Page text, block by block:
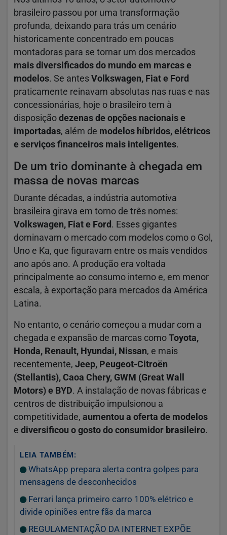
brasileiro passou por uma transformação
profunda, deixando para trás um cenário
historicamente concentrado em poucas
montadoras para se tornar um dos mercados
mais diversificados do mundo em marcas e
modelos. Se antes Volkswagen, Fiat e Ford
praticamente reinavam absolutas nas ruas e nas
concessionárias, hoje o brasileiro tem à
disposição dezenas de opções nacionais e
importadas, além de modelos híbridos, elétricos
e serviços financeiros mais inteligentes.
De um trio dominante à chegada em
massa de novas marcas
Durante décadas, a indústria automotiva
brasileira girava em torno de três nomes:
Volkswagen, Fiat e Ford . Esses gigantes
dominavam o mercado com modelos como o Gol,
Uno e Ka, que figuravam entre os mais vendidos
ano após ano. A produção era voltada
principalmente ao consumo interno e, em menor
escala, à exportação para mercados da América
Latina.
No entanto, o cenário começou a mudar com a
chegada e expansão de marcas como Toyota,
Honda, Renault, Hyundai, Nissan, e mais
recentemente, Jeep, Peugeot-Citroën
(Stellantis), Caoa Chery, GWM (Great Wall
Motors) e BYD. A instalação de novas fábricas e
centros de distribuição impulsionou a
competitividade, aumentou a oferta de modelos
e diversificou o gosto do consumidor brasileiro.
LEIA TAMBÉM:
WhatsApp prepara alerta contra golpes para
mensagens de desconhecidos
Ferrari lança primeiro carro 100% elétrico e
divide opiniões entre fãs da marca
REGULAMENTAÇÃO DA INTERNET EXPÕE